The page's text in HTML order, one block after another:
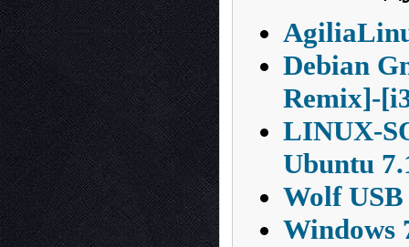
Debian
Remix]-
LINUX-
Ubuntu
Wolf
Windows